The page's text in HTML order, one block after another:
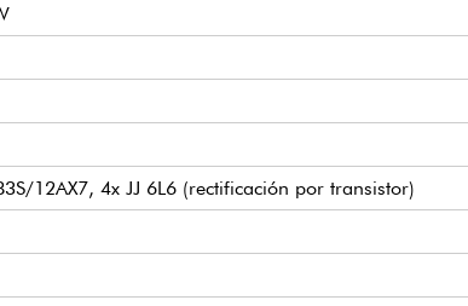
12AX7, 4x JJ 6L6 (rectificación por transistor)